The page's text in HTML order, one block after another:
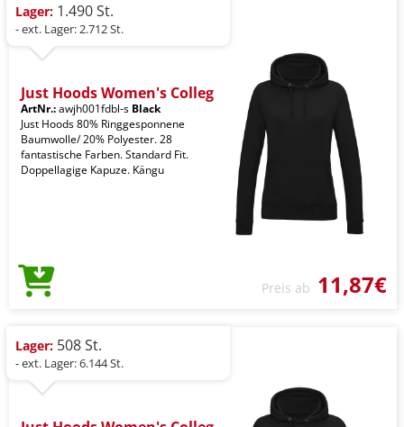
Lager: 1.490 St.
- ext. Lager: 2.712 St.
Just Hoods Women's Colleg
ArtNr.:awjh001fdbl-s Black
Just Hoods 80% Ringgesponnene
Baumwolle/ 20% Polyester. 28
fantastische Farben. Standard Fit.
Doppellagige Kapuze. Kängu
Preis ab 11,87€
Lager: 508 St.
- ext. Lager: 6.144 St.